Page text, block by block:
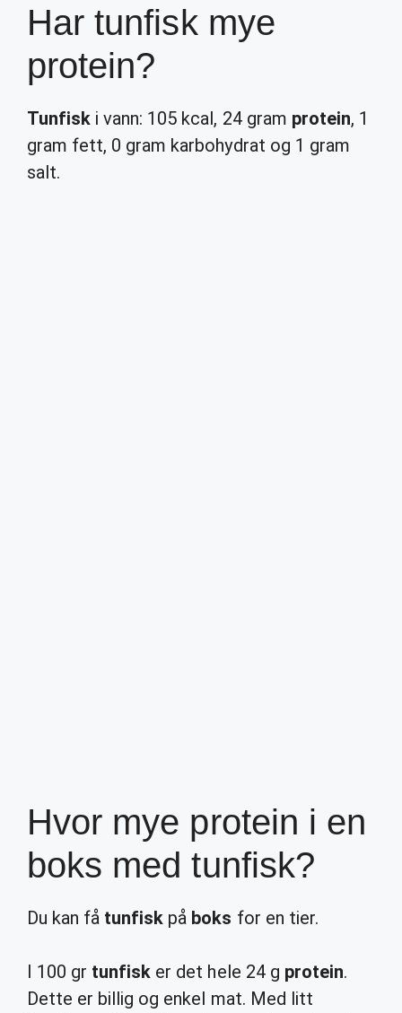
Har tunfisk mye
protein?
Tunfisk i vann: 105 kcal, 24 gram protein, 1
gram fett, 0 gram karbohydrat og 1 gram
salt.
Hvor mye protein i en
boks med tunfisk?
Du kan få tunfisk på boks for en tier.
I 100 gr tunfisk er det hele 24 g protein.
Dette er billig og enkel mat. Med litt